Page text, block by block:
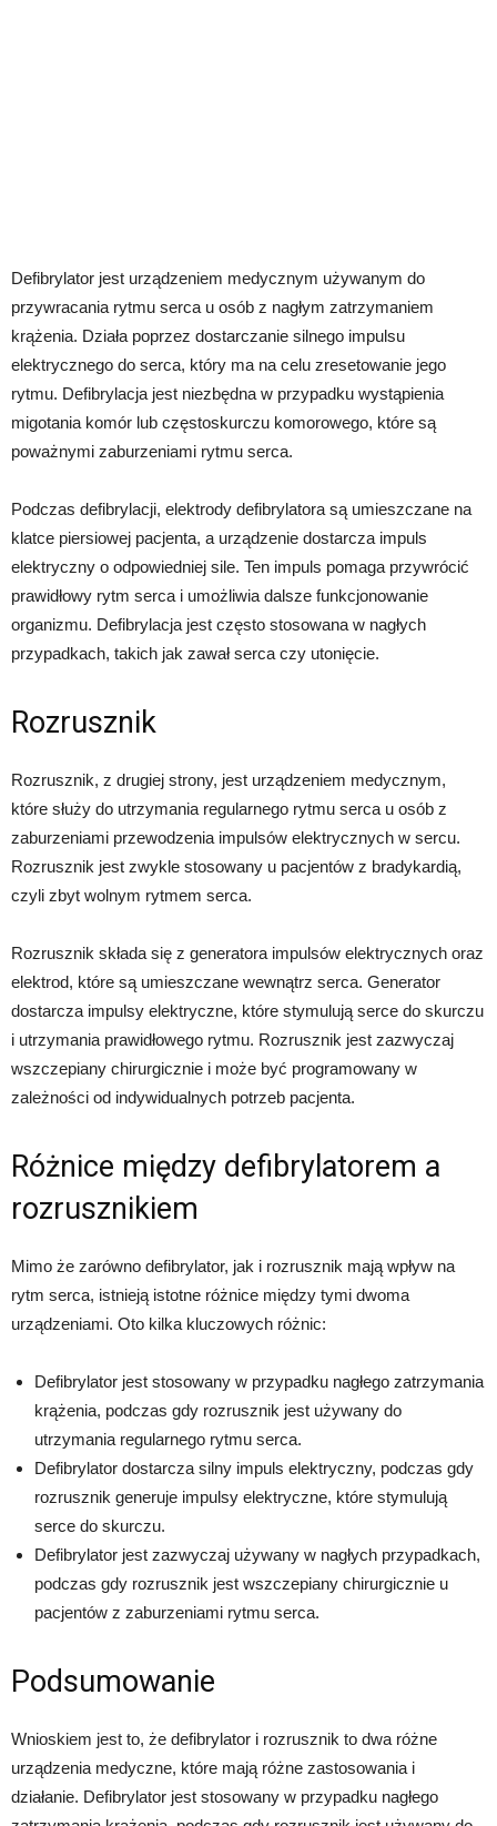
Defibrylator jest urządzeniem medycznym używanym do
przywracania rytmu serca u osób z nagłym zatrzymaniem
krążenia. Działa poprzez dostarczanie silnego impulsu
elektrycznego do serca, który ma na celu zresetowanie jego
rytmu. Defibrylacja jest niezbędna w przypadku wystąpienia
migotania komór lub częstoskurczu komorowego, które są
poważnymi zaburzeniami rytmu serca.
Podczas defibrylacji, elektrody defibrylatora są umieszczane na
klatce piersiowej pacjenta, a urządzenie dostarcza impuls
elektryczny o odpowiedniej sile. Ten impuls pomaga przywrócić
prawidłowy rytm serca i umożliwia dalsze funkcjonowanie
organizmu. Defibrylacja jest często stosowana w nagłych
przypadkach, takich jak zawał serca czy utonięcie.
Rozrusznik
Rozrusznik, z drugiej strony, jest urządzeniem medycznym,
które służy do utrzymania regularnego rytmu serca u osób z
zaburzeniami przewodzenia impulsów elektrycznych w sercu.
Rozrusznik jest zwykle stosowany u pacjentów z bradykardią,
czyli zbyt wolnym rytmem serca.
Rozrusznik składa się z generatora impulsów elektrycznych oraz
elektrod, które są umieszczane wewnątrz serca. Generator
dostarcza impulsy elektryczne, które stymulują serce do skurczu
i utrzymania prawidłowego rytmu. Rozrusznik jest zazwyczaj
wszczepiany chirurgicznie i może być programowany w
zależności od indywidualnych potrzeb pacjenta.
Różnice między defibrylatorem a
rozrusznikiem
Mimo że zarówno defibrylator, jak i rozrusznik mają wpływ na
rytm serca, istnieją istotne różnice między tymi dwoma
urządzeniami. Oto kilka kluczowych różnic:
Defibrylator jest stosowany w przypadku nagłego zatrzymania
krążenia, podczas gdy rozrusznik jest używany do
utrzymania regularnego rytmu serca.
Defibrylator dostarcza silny impuls elektryczny, podczas gdy
rozrusznik generuje impulsy elektryczne, które stymulują
serce do skurczu.
Defibrylator jest zazwyczaj używany w nagłych przypadkach,
podczas gdy rozrusznik jest wszczepiany chirurgicznie u
pacjentów z zaburzeniami rytmu serca.
Podsumowanie
Wnioskiem jest to, że defibrylator i rozrusznik to dwa różne
urządzenia medyczne, które mają różne zastosowania i
działanie. Defibrylator jest stosowany w przypadku nagłego